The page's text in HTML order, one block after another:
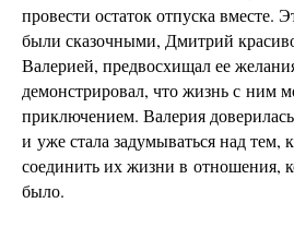
провести остаток отпуска вместе.
были сказочными, Дмитрий
Валерией, предвосхищал ее
демонстрировал, что жизнь с ним
приключением. Валерия
и уже стала задумываться над тем,
соединить их жизни в отношения,
было.